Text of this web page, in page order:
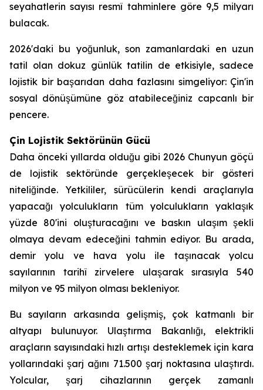
seyahatlerin sayısı resmî tahminlere göre 9,5 milyarı
bulacak.
2026'daki bu yoğunluk, son zamanlardaki en uzun
tatil olan dokuz günlük tatilin de etkisiyle, sadece
lojistik bir başarıdan daha fazlasını simgeliyor: Çin'in
sosyal dönüşümüne göz atabileceğiniz capcanlı bir
pencere.
Çin Lojistik Sektörünün Gücü
Daha önceki yıllarda olduğu gibi 2026 Chunyun göçü
de lojistik sektöründe gerçekleşecek bir gösteri
niteliğinde. Yetkililer, sürücülerin kendi araçlarıyla
yapacağı yolculukların tüm yolculukların yaklaşık
yüzde 80'ini oluşturacağını ve baskın ulaşım şekli
olmaya devam edeceğini tahmin ediyor. Bu arada,
demir yolu ve hava yolu ile taşınacak yolcu
sayılarının tarihî zirvelere ulaşarak sırasıyla 540
milyon ve 95 milyon olması bekleniyor.
Bu sayıların arkasında gelişmiş, çok katmanlı bir
altyapı bulunuyor. Ulaştırma Bakanlığı, elektrikli
araçların sayısındaki hızlı artışı desteklemek için kara
yollarındaki şarj ağını 71.500 şarj noktasına ulaştırdı.
Yolcular, şarj cihazlarının gerçek zamanlı